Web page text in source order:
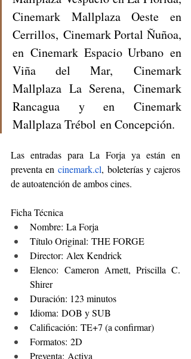
Cinemark Mallplaza Oeste en
Cerrillos, Cinemark Portal Ñuñoa,
en Cinemark Espacio Urbano en
Viña del Mar, Cinemark
Mallplaza La Serena, Cinemark
Rancagua y en Cinemark
Mallplaza Trébol en Concepción.
Las entradas para La Forja ya están en
preventa en cinemark.cl, boleterías y cajeros
de autoatención de ambos cines.
Ficha Técnica
Nombre: La Forja
Título Original: THE FORGE
Director: Alex Kendrick
Elenco: Cameron Arnett, Priscilla C.
Shirer
Duración: 123 minutos
Idioma: DOB y SUB
Calificación: TE+7 (a confirmar)
Formatos: 2D
Preventa: Activa